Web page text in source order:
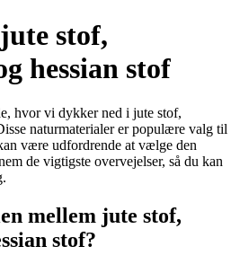
stof,
hessian stof
hvor vi dykker ned i jute stof,
naturmaterialer er populære valg til
være udfordrende at vælge den
de vigtigste overvejelser, så du kan
mellem jute stof,
stof?